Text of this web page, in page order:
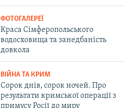
ФОТОГАЛЕРЕЇ
Краса Сімферопольського
водосховища та занедбаність
довкола
ВІЙНА ТА КРИМ
Сорок днів, сорок ночей. Про
результати кримської операції з
примусу Росії до миру